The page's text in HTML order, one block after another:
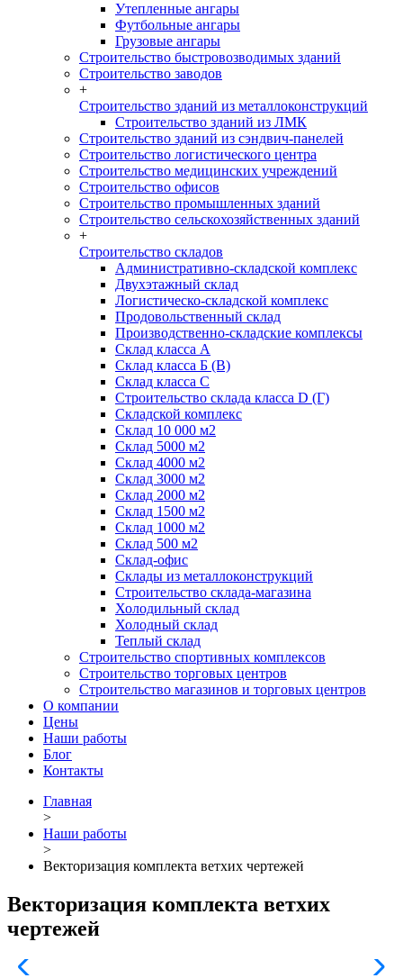
Утепленные ангары
Футбольные ангары
Грузовые ангары
Строительство быстровозводимых зданий
Строительство заводов
+
Строительство зданий из металлоконструкций
Строительство зданий из ЛМК
Строительство зданий из сэндвич-панелей
Строительство логистического центра
Строительство медицинских учреждений
Строительство офисов
Строительство промышленных зданий
Строительство сельскохозяйственных зданий
+
Строительство складов
Административно-складской комплекс
Двухэтажный склад
Логистическо-складской комплекс
Продовольственный склад
Производственно-складские комплексы
Склад класса А
Склад класса Б (B)
Склад класса С
Строительство склада класса D (Г)
Складской комплекс
Склад 10 000 м2
Склад 5000 м2
Склад 4000 м2
Склад 3000 м2
Склад 2000 м2
Склад 1500 м2
Склад 1000 м2
Склад 500 м2
Склад-офис
Склады из металлоконструкций
Строительство склада-магазина
Холодильный склад
Холодный склад
Теплый склад
Строительство спортивных комплексов
Строительство торговых центров
Строительство магазинов и торговых центров
О компании
Цены
Наши работы
Блог
Контакты
Главная
>
Наши работы
>
Векторизация комплекта ветхих чертежей
Векторизация комплекта ветхих
чертежей